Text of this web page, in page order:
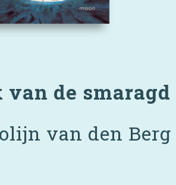
van de smaragd
van den Berg